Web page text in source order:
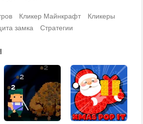
Кликер Майнкрафт
Кликеры
замка Стратегии